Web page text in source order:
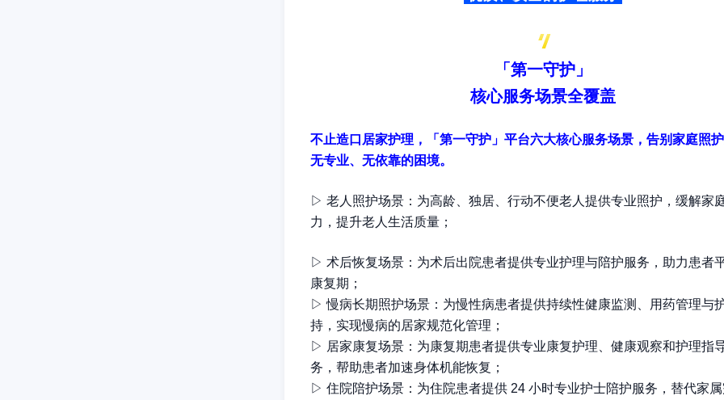
「第一守护」
核心服务场景全覆盖
不止造口居家护理， 「第一守护」 平台六大核心服务场景 ，告别家庭照
无专业、无依靠的困境。
▷ 老人照护场景：为高龄、独居、行动不便老人提供专业照护，缓解家
力，提升老人生活质量；
▷ 术后恢复场景：为术后出院患者提供专业护理与陪护服务，助力患者
康复期；
▷慢病长期照护场景：为慢性病患者提供持续性健康监测、用药管理与
持，实现慢病的居家规范化管理；
▷ 居家康复场景：为康复期患者提供专业康复护理、健康观察和护理指
务，帮助患者加速身体机能恢复；
▷ 住院陪护场景：为住院患者提供 24 小时专业护士陪护服务，替代家